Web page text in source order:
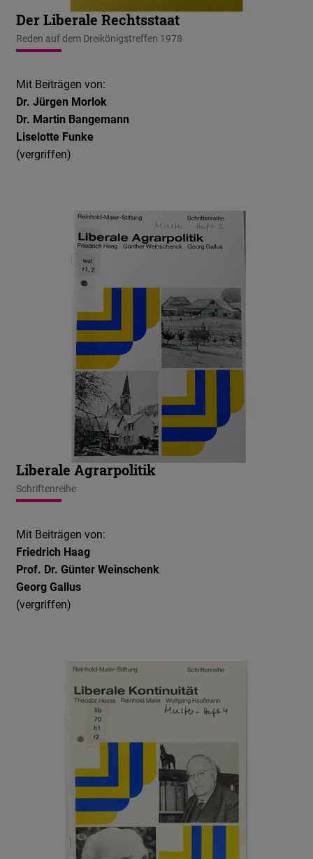
Der Liberale Rechtsstaat
Reden auf dem Dreikönigstreffen 1978
Mit Beiträgen von:
Dr. Jürgen Morlok
Dr. Martin Bangemann
Liselotte Funke
(vergriffen)
Liberale Agrarpolitik
Schriftenreihe
Mit Beiträgen von:
Friedrich Haag
Prof. Dr. Günter Weinschenk
Georg Gallus
(vergriffen)